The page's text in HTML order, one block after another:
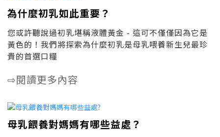
為什麼初乳如此重要？
您或許聽說過初乳堪稱液體黃金 - 這可不僅僅因為它是
黃色的！我們將探索為什麼初乳是母乳喂養新生兒最珍
貴的首選口糧
⇨閱讀更多內容
母乳餵養對媽媽有哪些益處？